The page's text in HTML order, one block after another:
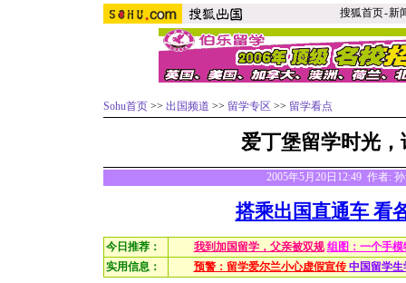
搜狐首页-新
Sohu首页 >> 出国频道 >> 留学专区 >> 留学看点
爱丁堡留学时光
2005年5月20日12:49 作者:
搭乘出国直通车 看
今日推荐： 我到加国留学，父亲被双规 组图：一个手
实用信息：
预警：留学爱尔兰小心虚假宣传 中国留学